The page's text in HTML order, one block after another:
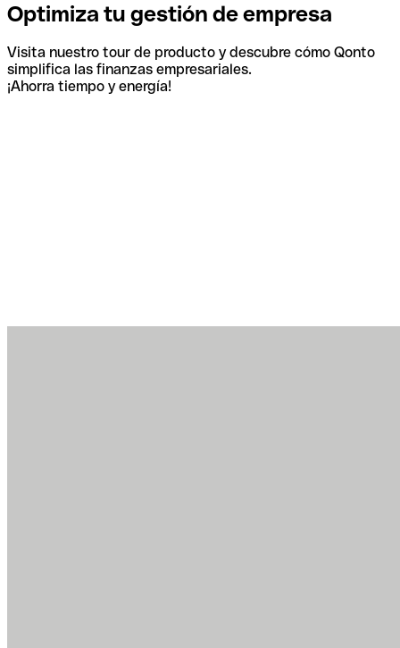
Optimiza tu gestión de empresa
Visita nuestro tour de producto y descubre cómo Qonto
simplifica las finanzas empresariales.
¡Ahorra tiempo y energía!